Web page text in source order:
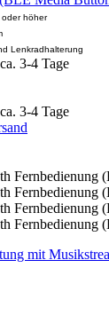
höher
Lenkradhalterung
ca. 3-4 Tage
ca. 3-4 Tage